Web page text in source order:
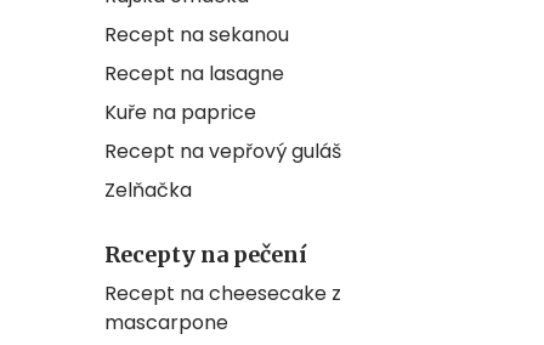
Recept na sekanou
Recept na lasagne
Kuře na paprice
Recept na vepřový guláš
Zelňačka
Recepty na pečení
Recept na cheesecake z
mascarpone